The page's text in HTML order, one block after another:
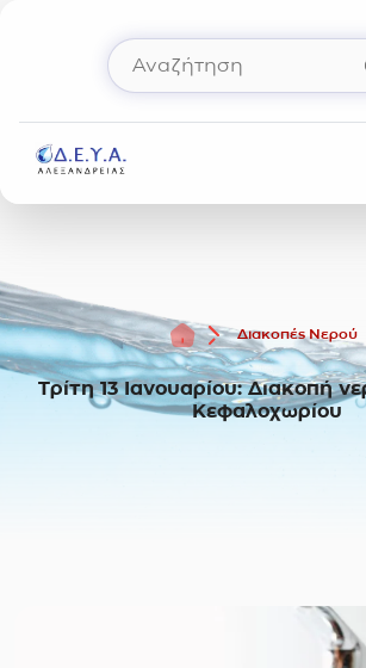
ΑρχικήΔιακοπές Νερού
Τρίτη 13 Ιανουαρίου: Διακοπή
Κεφαλοχωρίου